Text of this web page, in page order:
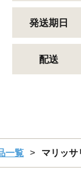
発送期日
配送
一覧 マリッサ